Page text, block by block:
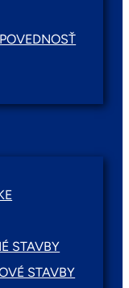
STAVBY
STAVBY